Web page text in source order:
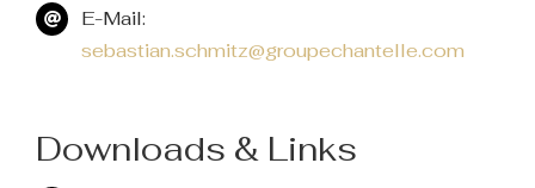
E-Mail:
sebastian.schmitz@groupechantelle.com
Downloads & Links